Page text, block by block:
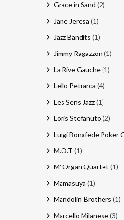
Grace in Sand (2)
Jane Jeresa (1)
Jazz Bandits (1)
Jimmy Ragazzon (1)
La Rive Gauche (1)
Lello Petrarca (4)
Les Sens Jazz (1)
Loris Stefanuto (2)
Luigi Bonafede Poker
M.O.T (1)
M' Organ Quartet (1)
Mamasuya (1)
Mandolin’ Brothers (1)
Marcello Milanese (3)